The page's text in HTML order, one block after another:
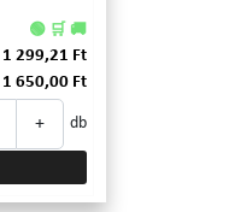
🟢 🛒 🚚
1 299,21 Ft
1 650,00 Ft
+ db